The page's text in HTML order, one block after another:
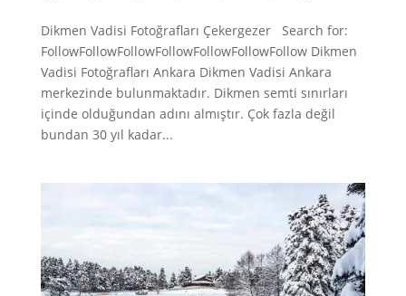
Dikmen Vadisi Fotoğrafları Çekergezer Search for:
FollowFollowFollowFollowFollowFollowFollow Dikmen
Vadisi Fotoğrafları Ankara Dikmen Vadisi Ankara
merkezinde bulunmaktadır. Dikmen semti sınırları
içinde olduğundan adını almıştır. Çok fazla değil
bundan 30 yıl kadar...